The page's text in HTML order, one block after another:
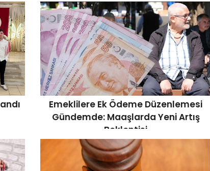
Emeklilere Ek Ödeme Düzenlemesi
Gündemde: Maaşlarda Yeni Artış
Beklentisi